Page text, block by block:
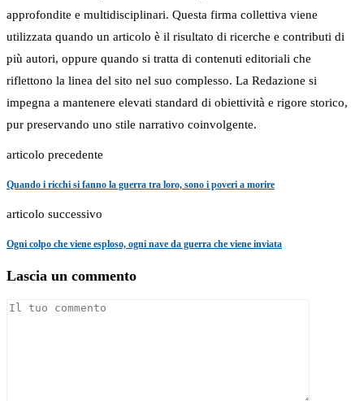
approfondite e multidisciplinari. Questa firma collettiva viene
utilizzata quando un articolo è il risultato di ricerche e contributi di
più autori, oppure quando si tratta di contenuti editoriali che
riflettono la linea del sito nel suo complesso. La Redazione si
impegna a mantenere elevati standard di obiettività e rigore storico,
pur preservando uno stile narrativo coinvolgente.
articolo precedente
Quando i ricchi si fanno la guerra tra loro, sono i poveri a morire
articolo successivo
Ogni colpo che viene esploso, ogni nave da guerra che viene inviata
Lascia un commento